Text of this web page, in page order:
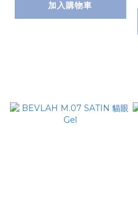
加入購物車